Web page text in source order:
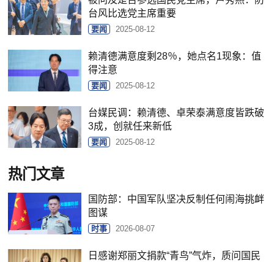
台风比选党主席重要
要闻 2025-08-12
赖清德满意度剩28％，她点名1现象：值
得注意
要闻 2025-08-12
台媒民调：赖清德、卓荣泰满意度皆跌破
3成，创就任来新低
要闻 2025-08-12
热门文章
国防部：中国军队坚决反制任何闹海挑衅
图谋
时事 2026-08-07
日感谢郑丽文捐款“青鸟”气炸，质问国民